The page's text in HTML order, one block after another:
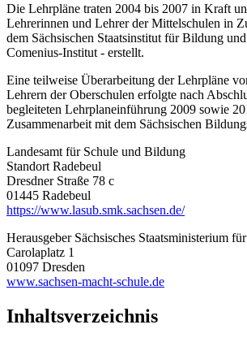
Die Lehrpläne traten 2004 bis 2007 in Kraft
Lehrerinnen und Lehrer der Mittelschulen in
dem Sächsischen Staatsinstitut für Bildung
Comenius-Institut - erstellt.
Eine teilweise Überarbeitung der Lehrpläne
Lehrern der Oberschulen erfolgte nach
begleiteten Lehrplaneinführung 2009 sowie
Zusammenarbeit mit dem Sächsischen
Landesamt für Schule und Bildung
Standort Radebeul
Dresdner Straße 78 c
01445 Radebeul
https://www.lasub.smk.sachsen.de/
Herausgeber Sächsisches Staatsministerium
Carolaplatz 1
01097 Dresden
www.sachsen-macht-schule.de
Inhaltsverzeichnis